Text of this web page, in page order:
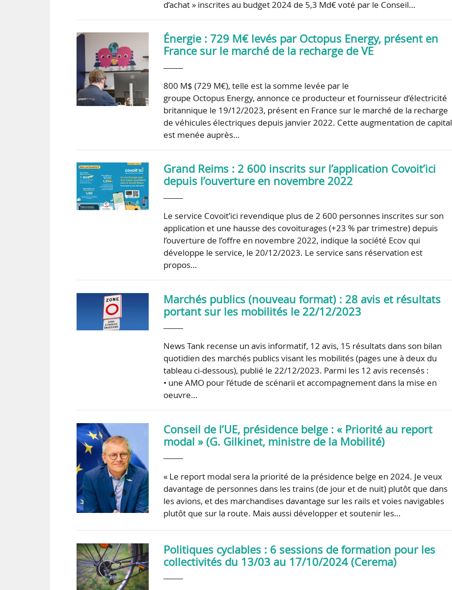
d’achat » inscrites au budget 2024 de 5,3 Md€ voté par le Conseil…
Énergie : 729 M€ levés par Octopus Energy, présent en
France sur le marché de la recharge de VE
800 M$ (729 M€), telle est la somme levée par le
groupe Octopus Energy, annonce ce producteur et fournisseur d’électricité
britannique le 19/12/2023, présent en France sur le marché de la recharge
de véhicules électriques depuis janvier 2022. Cette augmentation de capital
est menée auprès…
Grand Reims : 2 600 inscrits sur l’application Covoit’ici
depuis l’ouverture en novembre 2022
Le service Covoit’ici revendique plus de 2 600 personnes inscrites sur son
application et une hausse des covoiturages (+23 % par trimestre) depuis
l’ouverture de l’offre en novembre 2022, indique la société Ecov qui
développe le service, le 20/12/2023. Le service sans réservation est
propos…
Marchés publics (nouveau format) : 28 avis et résultats
portant sur les mobilités le 22/12/2023
News Tank recense un avis informatif, 12 avis, 15 résultats dans son bilan
quotidien des marchés publics visant les mobilités (pages une à deux du
tableau ci-dessous), publié le 22/12/2023. Parmi les 12 avis recensés :
• une AMO pour l’étude de scénarii et accompagnement dans la mise en
oeuvre…
Conseil de l’UE, présidence belge : « Priorité au report
modal » (G. Gilkinet, ministre de la Mobilité)
« Le report modal sera la priorité de la présidence belge en 2024. Je veux
davantage de personnes dans les trains (de jour et de nuit) plutôt que dans
les avions, et des marchandises davantage sur les rails et voies navigables
plutôt que sur la route. Mais aussi développer et soutenir les…
Politiques cyclables : 6 sessions de formation pour les
collectivités du 13/03 au 17/10/2024 (Cerema)